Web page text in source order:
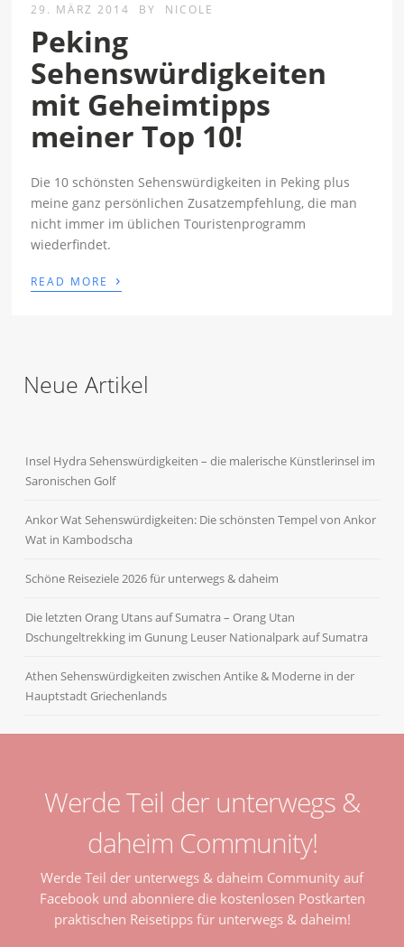
29. MÄRZ 2014 BY NICOLE
Peking
Sehenswürdigkeiten
mit Geheimtipps
meiner Top 10!
Die 10 schönsten Sehenswürdigkeiten in Peking plus
meine ganz persönlichen Zusatzempfehlung, die man
nicht immer im üblichen Touristenprogramm
wiederfindet.
READ MORE ›
Neue Artikel
Insel Hydra Sehenswürdigkeiten – die malerische Künstlerinsel im
Saronischen Golf
Ankor Wat Sehenswürdigkeiten: Die schönsten Tempel von Ankor
Wat in Kambodscha
Schöne Reiseziele 2026 für unterwegs & daheim
Die letzten Orang Utans auf Sumatra – Orang Utan
Dschungeltrekking im Gunung Leuser Nationalpark auf Sumatra
Athen Sehenswürdigkeiten zwischen Antike & Moderne in der
Hauptstadt Griechenlands
Werde Teil der unterwegs &
daheim Community!
Werde Teil der unterwegs & daheim Community auf
Facebook und abonniere die kostenlosen Postkarten
praktischen Reisetipps für unterwegs & daheim!